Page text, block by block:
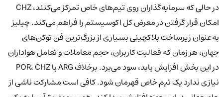
در حالی که سرمایه‌گذاران روی تیم‌های خاص تمرکز می‌کنند، CHZ
امکان قرار گرفتن در معرض کل اکوسیستم را فراهم می‌کند. چیلیز
به‌عنوان زیرساخت بلاکچینی بسیاری از بزرگ‌ترین فن توکن‌های
جهان، هر زمان که فعالیت کاربران، حجم معاملات و تعامل هواداران
در این بخش افزایش یابد، سود می‌برد. برخلاف ARG یا POR، CHZ
نیازی ندارد یک تیم خاص قهرمان شود. کافی است مشارکت ناشی از